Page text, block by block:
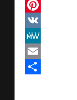
Threads
Pinterest
VK
MeWe
Email